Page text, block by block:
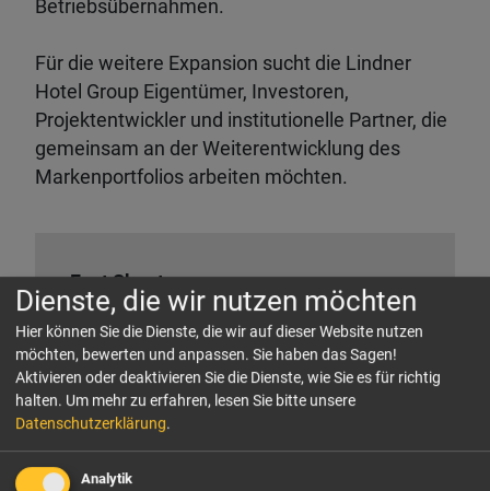
Betriebsübernahmen.
Für die weitere Expansion sucht die Lindner
Hotel Group Eigentümer, Investoren,
Projektentwickler und institutionelle Partner, die
gemeinsam an der Weiterentwicklung des
Markenportfolios arbeiten möchten.
Fact Sheet
Familiengeführte Hotelgruppe mit Hauptsitz in
Düsseldorf
29 Hotels in 10 Ländern
Vier Marken unter einem Dach: Lindner Hotels &
Resorts, 7Pines Hotels & Resorts, Me and All
Hotels und L-Collection
Strategische Partnerschaft mit Hyatt Hotels
Internationale Vertriebs- und Loyalitätsplattform
Dienste, die wir nutzen möchten
Hier können Sie die Dienste, die wir auf dieser Website nutzen
möchten, bewerten und anpassen. Sie haben das Sagen!
Aktivieren oder deaktivieren Sie die Dienste, wie Sie es für richtig
halten. Um mehr zu erfahren, lesen Sie bitte unsere
Datenschutzerklärung.
Analytik